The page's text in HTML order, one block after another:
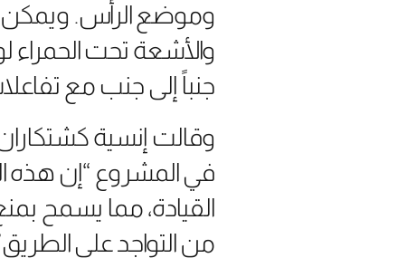
وموضع الرأس. ويمكن
والأشعة تحت الحمراء
جنباً إلى جنب مع
وقالت إنسية
في المشروع “إن هذه
القيادة، مما يسمح
من التواجد على